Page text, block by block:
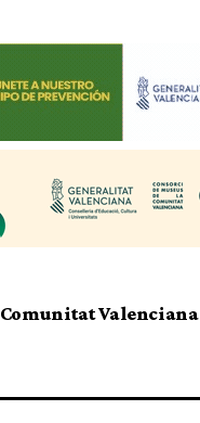
Comunitat Valenciana